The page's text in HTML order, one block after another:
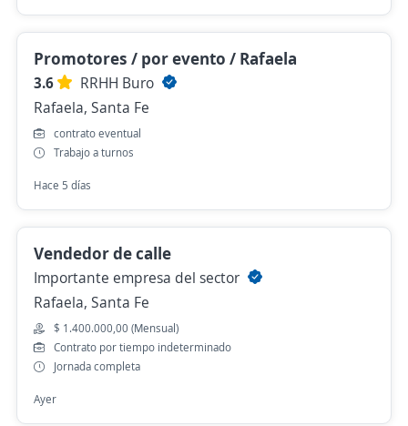
Promotores / por evento / Rafaela
3.6
RRHH Buro
Rafaela, Santa Fe
contrato eventual
Trabajo a turnos
Hace 5 días
Vendedor de calle
Importante empresa del sector
Rafaela, Santa Fe
$ 1.400.000,00 (Mensual)
Contrato por tiempo indeterminado
Jornada completa
Ayer